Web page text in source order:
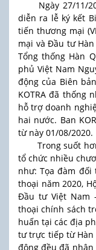
Ngày 27/11/
diễn ra lễ ký kết
tiến thương mại
mại và Đầu tư Hàn
Tổng thống Hàn
phủ Việt Nam
động của Biên
KOTRA đã thống
hỗ trợ doanh
hai nước. Ban
từ này 01/08/2020.
Trong suốt
tổ chức nhiều
như: Tọa đàm
thoại năm 2020,
Đầu tư Việt Nam
thoại chính sách
huấn tại các địa
tư trực tiếp từ Hàn
động đều đã